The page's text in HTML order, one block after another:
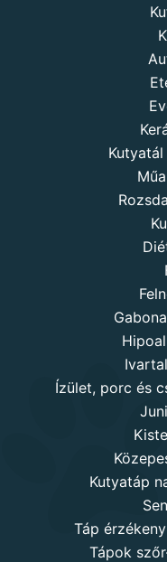
Ízület, porc és
Kutyatáp
Táp
Tápok